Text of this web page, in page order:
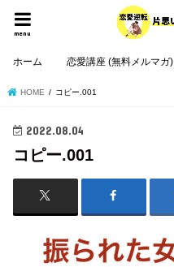
menu
ホーム 恋愛講座 (無料メルマガ)
HOME コピー.001
2022.08.04
コピー.001